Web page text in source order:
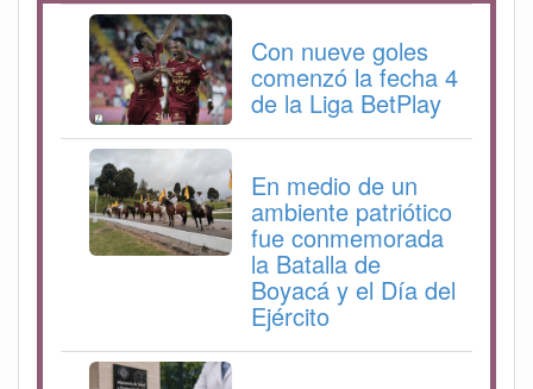
Con nueve goles
comenzó la fecha 4
de la Liga BetPlay
En medio de un
ambiente patriótico
fue conmemorada
la Batalla de
Boyacá y el Día del
Ejército